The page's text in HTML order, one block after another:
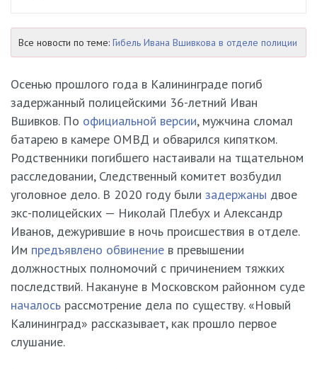
Все новости по теме: Гибель Ивана Вшивкова в отделе полиции
Осенью прошлого года в Калининграде погиб
задержанный полицейскими 36-летний Иван
Вшивков. По официальной версии, мужчина сломал
батарею в камере ОМВД и обварился кипятком.
Родственники погибшего настаивали на тщательном
расследовании, Следственный комитет возбудил
уголовное дело. В 2020 году были задержаны двое
экс-полицейских — Николай Плебух и Александр
Иванов, дежурившие в ночь происшествия в отделе.
Им предъявлено обвинение в превышении
должностных полномочий с причинением тяжких
последствий. Накануне в Московском районном суде
началось рассмотрение дела по существу. «Новый
Калининград» рассказывает, как прошло первое
слушание.